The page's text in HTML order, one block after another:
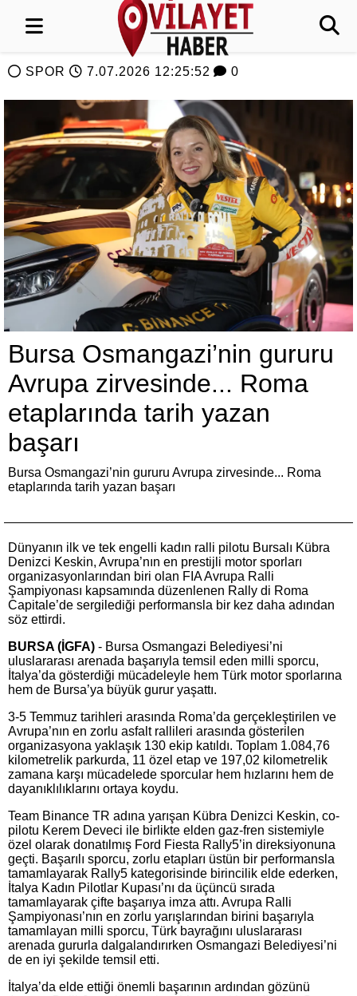
SPOR 7.07.2026 12:25:52 0
Bursa Osmangazi’nin gururu
Avrupa zirvesinde... Roma
etaplarında tarih yazan
başarı
Bursa Osmangazi’nin gururu Avrupa zirvesinde... Roma
etaplarında tarih yazan başarı
Dünyanın ilk ve tek engelli kadın ralli pilotu Bursalı Kübra
Denizci Keskin, Avrupa’nın en prestijli motor sporları
organizasyonlarından biri olan FIA Avrupa Ralli
Şampiyonası kapsamında düzenlenen Rally di Roma
Capitale’de sergilediği performansla bir kez daha adından
söz ettirdi.
BURSA (İGFA) - Bursa Osmangazi Belediyesi’ni
uluslararası arenada başarıyla temsil eden milli sporcu,
İtalya’da gösterdiği mücadeleyle hem Türk motor sporlarına
hem de Bursa’ya büyük gurur yaşattı.
3-5 Temmuz tarihleri arasında Roma’da gerçekleştirilen ve
Avrupa’nın en zorlu asfalt rallileri arasında gösterilen
organizasyona yaklaşık 130 ekip katıldı. Toplam 1.084,76
kilometrelik parkurda, 11 özel etap ve 197,02 kilometrelik
zamana karşı mücadelede sporcular hem hızlarını hem de
dayanıklılıklarını ortaya koydu.
Team Binance TR adına yarışan Kübra Denizci Keskin, co-
pilotu Kerem Deveci ile birlikte elden gaz-fren sistemiyle
özel olarak donatılmış Ford Fiesta Rally5’in direksiyonuna
geçti. Başarılı sporcu, zorlu etapları üstün bir performansla
tamamlayarak Rally5 kategorisinde birincilik elde ederken,
İtalya Kadın Pilotlar Kupası’nı da üçüncü sırada
tamamlayarak çifte başarıya imza attı. Avrupa Ralli
Şampiyonası’nın en zorlu yarışlarından birini başarıyla
tamamlayan milli sporcu, Türk bayrağını uluslararası
arenada gururla dalgalandırırken Osmangazi Belediyesi’ni
de en iyi şekilde temsil etti.
İtalya’da elde ettiği önemli başarının ardından gözünü